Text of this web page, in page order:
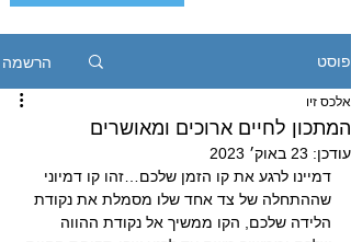
פוסט הרשמה
המתכון לחיים ארוכים ומאושרים
אלכס זיו
עודכן: 23 באוק׳ 2023
דמיינו לרגע את קו הזמן שלכם…זהו קו דמיוני
שההתחלה של צד אחד שלו מסמלת את נקודת
הלידה שלכם, הקו ממשיך אל נקודת ההווה